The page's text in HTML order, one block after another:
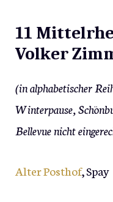
11
Volker
(in alphabetischer
Winterpause,
Bellevue nicht
Alter Posthof, Spay